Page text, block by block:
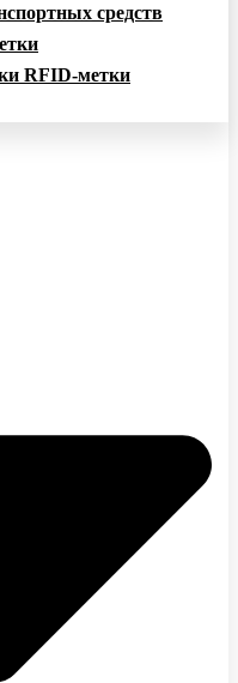
средств
RFID-метки